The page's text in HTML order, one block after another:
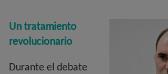
Un tratamiento
revolucionario
Durante el debate